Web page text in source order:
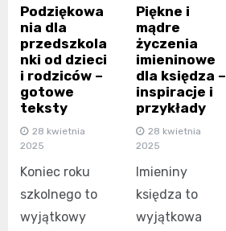
Podziękowa
nia dla
przedszkola
nki od dzieci
i rodziców –
gotowe
teksty
28 kwietnia
2025
Koniec roku
szkolnego to
wyjątkowy
Piękne i
mądre
życzenia
imieninowe
dla księdza –
inspiracje i
przykłady
28 kwietnia
2025
Imieniny
księdza to
wyjątkowa